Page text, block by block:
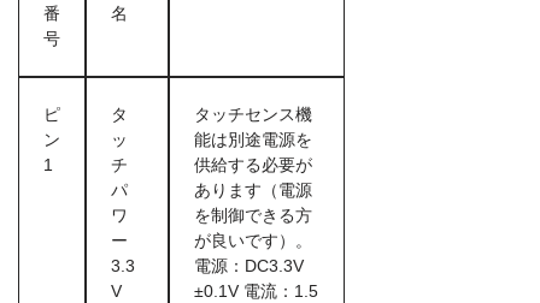
番
号
名
ピ
ン
1
タ
ッ
チ
パ
ワ
ー
3.3
V
タッチセンス機
能は別途電源を
供給する必要が
あります（電源
を制御できる方
が良いです）。
電源：DC3.3V
±0.1V 電流：1.5